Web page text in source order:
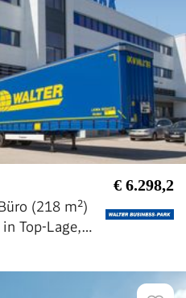
€ 6.298,2
(218 m²)
Top-Lage,
PARK